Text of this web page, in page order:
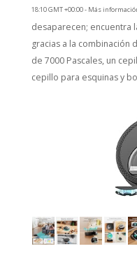
18:10 GMT +00:00 - Más
desaparecen; encuentra
gracias a la combinación
de 7000 Pascales, un
cepillo para esquinas y